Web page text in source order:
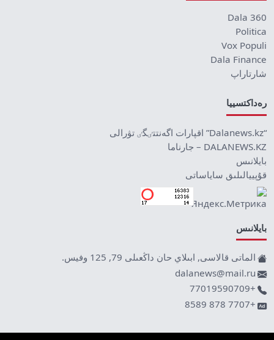
Dala 360
Politica
Vox Populi
Dala Finance
شارتاراپ
رەداكتسييا
“Dalanews.kz” اقپارات اگەنتتٸگٸ تۋرالى
DALANEWS.KZ – جارناما
بايلانىس
قۇپييالىلىق ساياساتى
بايلانىس
الماتى قالاسى, ابىلاي حان داڭعىلى 79, 125 وفيس.
dalanews@mail.ru
+77019590709
+7707 878 8589